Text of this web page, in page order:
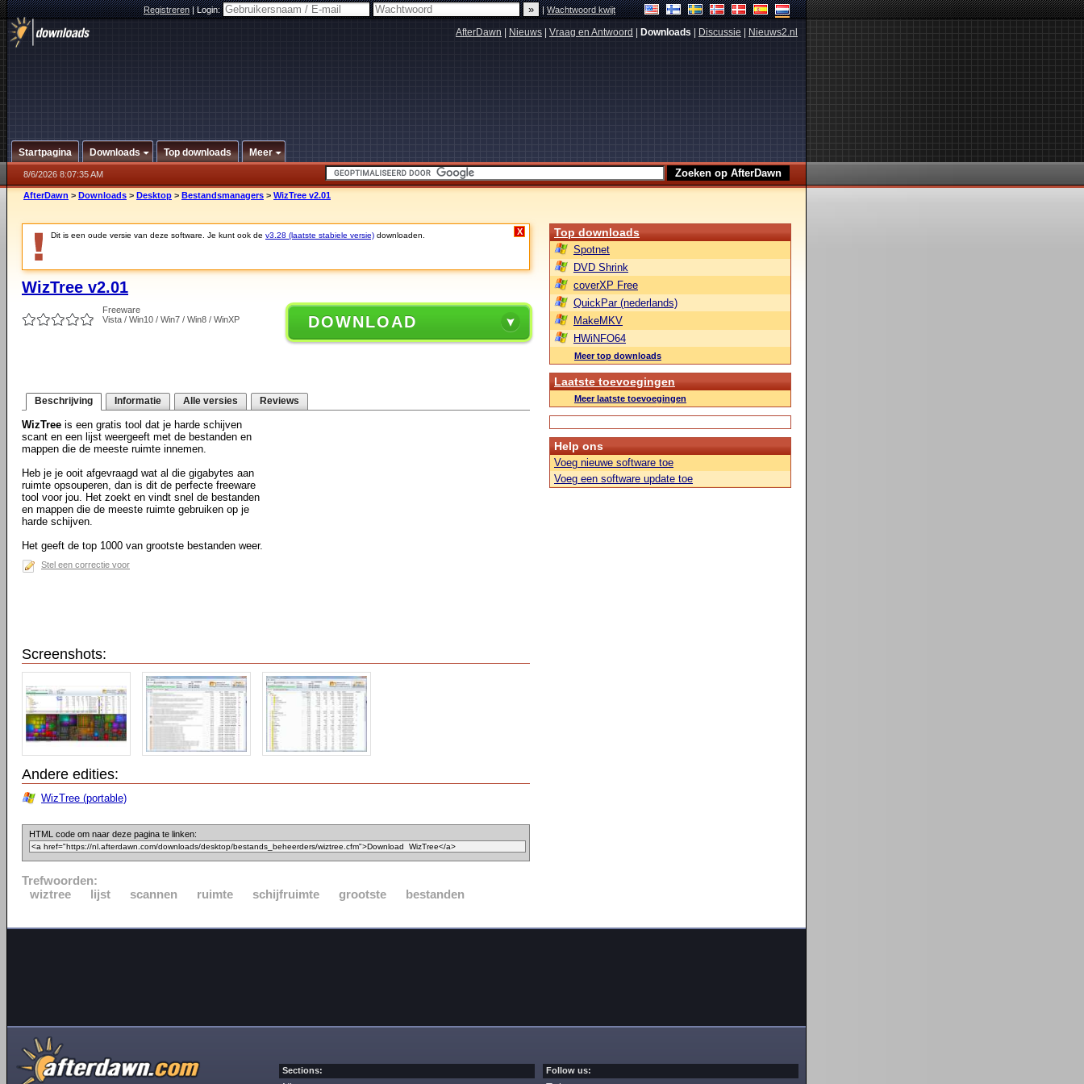
Registreren|Login: |Wachtwoord kwijt
AfterDawn Nieuws Vraag en Antwoord Downloads Discussie Nieuws2.nl
Startpagina Downloads Top downloads Meer
8/6/2026 8:07:35 AM
AfterDawn > Downloads > Desktop > Bestandsmanagers > WizTree v2.01
Dit is een oude versie van deze software. Je kunt ook de v3.28 (laatste stabiele versie) downloaden. X
WizTree v2.01
Freeware
Vista / Win10 / Win7 / Win8 / WinXP
DOWNLOAD
Beschrijving Informatie Alle versies Reviews
WizTree is een gratis tool dat je harde schijven
scant en een lijst weergeeft met de bestanden en
mappen die de meeste ruimte innemen.
Heb je je ooit afgevraagd wat al die gigabytes aan
ruimte opsouperen, dan is dit de perfecte freeware
tool voor jou. Het zoekt en vindt snel de bestanden
en mappen die de meeste ruimte gebruiken op je
harde schijven.
Het geeft de top 1000 van grootste bestanden weer.
Stel een correctie voor
Screenshots:
Andere edities:
WizTree (portable)
HTML code om naar deze pagina te linken:
Trefwoorden:
wiztree
lijst scannen ruimte schijfruimte grootste bestanden
Top downloads
Spotnet
DVD Shrink
coverXP Free
QuickPar (nederlands)
MakeMKV
HWiNFO64
Meer top downloads
Laatste toevoegingen
Meer laatste toevoegingen
Help ons
Voeg nieuwe software toe
Voeg een software update toe
Sections: Follow us: